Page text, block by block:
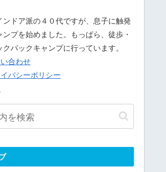
ンドア派の４０代ですが、息子に触発
ンプを始めました。もっぱら、徒歩・
パックキャンプに行っています。
合わせ
バシーポリシー